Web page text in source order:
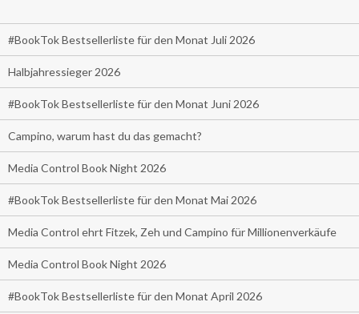
#BookTok Bestsellerliste für den Monat Juli 2026
Halbjahressieger 2026
#BookTok Bestsellerliste für den Monat Juni 2026
Campino, warum hast du das gemacht?
Media Control Book Night 2026
#BookTok Bestsellerliste für den Monat Mai 2026
Media Control ehrt Fitzek, Zeh und Campino für Millionenverkäufe
Media Control Book Night 2026
#BookTok Bestsellerliste für den Monat April 2026